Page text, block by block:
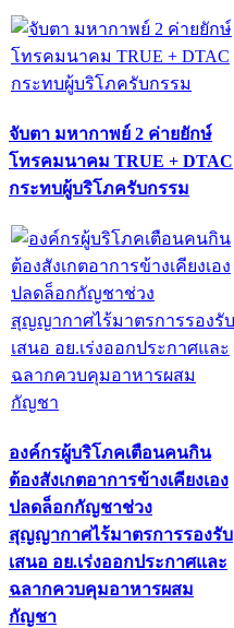
จับตา มหากาพย์ 2 ค่ายยักษ์
โทรคมนาคม TRUE + DTAC
กระทบผู้บริโภครับกรรม
องค์กรผู้บริโภคเตือนคนกิน
ต้องสังเกตอาการข้างเคียงเอง
ปลดล็อกกัญชาช่วง
สุญญากาศไร้มาตรการรองรับ
เสนอ อย.เร่งออกประกาศและ
ฉลากควบคุมอาหารผสม
กัญชา